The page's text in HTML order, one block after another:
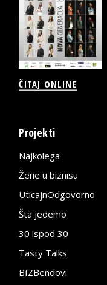
ČITAJ ONLINE
Projekti
Najkolega
Žene u biznisu
UticajnOdgovorno
Šta jedemo
30 ispod 30
Tasty Talks
BIZBendovi